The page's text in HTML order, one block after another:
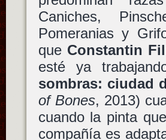
Caniches,
Pomeranias y
que Constantin
esté ya
sombras: ciudad
of Bones, 2013)
cuando la pinta
compañía es